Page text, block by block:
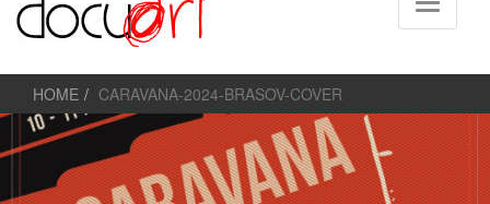
HOME CARAVANA-2024-BRASOV-COVER